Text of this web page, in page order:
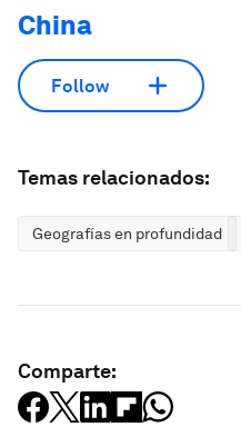
China
Follow
Temas relacionados:
Geografías en profundidad
Comparte: